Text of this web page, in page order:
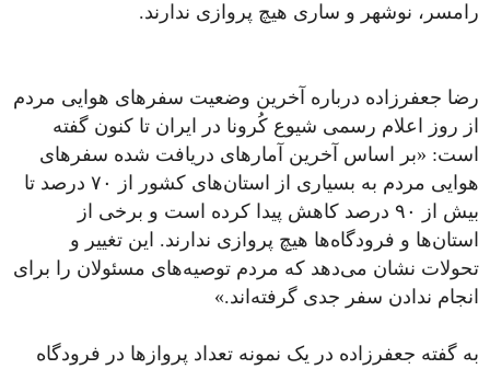
رامسر، نوشهر و ساری هیچ پروازی ندارند.
رضا جعفرزاده درباره آخرین وضعیت سفرهای هوایی مردم
از روز اعلام رسمی شیوع کُرونا در ایران تا کنون گفته
است: «بر اساس آخرین آمارهای دریافت شده سفرهای
هوایی مردم به بسیاری از استان‌های کشور از ۷۰ درصد تا
بیش از ۹۰ درصد کاهش پیدا کرده است و برخی از
استان‌ها و فرودگاه‌ها هیچ پروازی ندارند. این تغییر و
تحولات نشان می‌دهد که مردم توصیه‌های مسئولان را برای
انجام ندادن سفر جدی گرفته‌اند.»
به گفته جعفرزاده در یک نمونه تعداد پروازها در فرودگاه